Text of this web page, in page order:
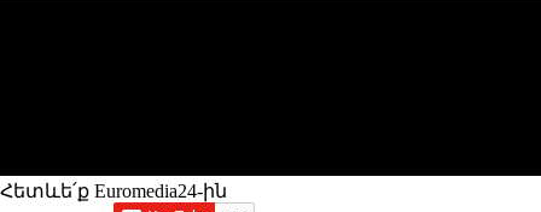
Հետևե՛ք Euromedia24-ին